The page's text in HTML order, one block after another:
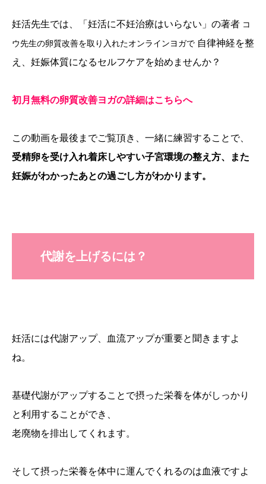
妊活先生では、「妊活に不妊治療はいらない」の著者 コ
ウ先生の卵質改善を取り入れたオンラインヨガで 自律神経を整
え、妊娠体質になるセルフケアを始めませんか？
初月無料の卵質改善ヨガの詳細はこちらへ
この動画を最後までご覧頂き、一緒に練習することで、
受精卵を受け入れ着床しやすい子宮環境の整え方、また
妊娠がわかったあとの過ごし方がわかります。
代謝を上げるには？
妊活には代謝アップ、血流アップが重要と聞きますよ
ね。
基礎代謝がアップすることで摂った栄養を体がしっかり
と利用することができ、
老廃物を排出してくれます。
そして摂った栄養を体中に運んでくれるのは血液ですよ